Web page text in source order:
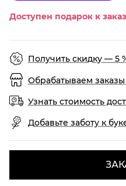
Доступен подарок к
Получить скидку — 5
Обрабатываем заказы
Узнать стоимость
Добавьте заботу к